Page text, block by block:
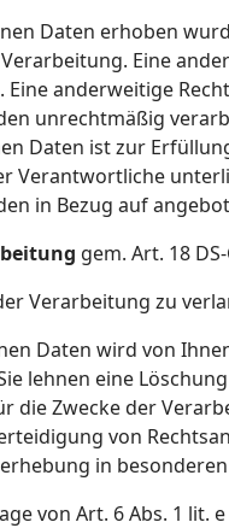
Daten erhoben
Eine
anderweitige
unrechtmäßig
Daten ist zur
Verantwortliche
in Bezug auf
gem. Art. 18
Verarbeitung zu
Daten wird von
lehnen eine
die Zwecke der
von
in
von Art. 6 Abs. 1 lit.